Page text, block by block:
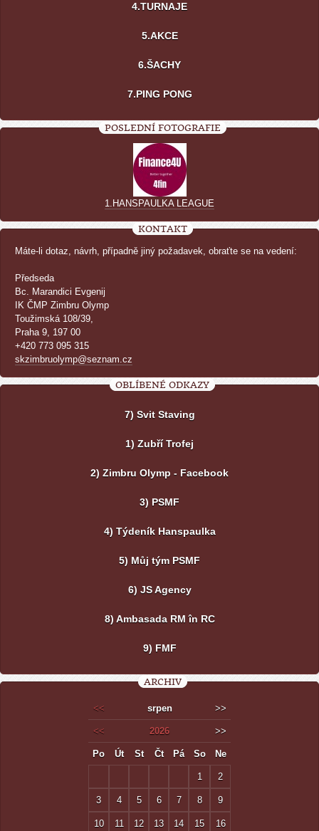
4.TURNAJE
5.AKCE
6.ŠACHY
7.PING PONG
POSLEDNÍ FOTOGRAFIE
1.HANSPAULKA LEAGUE
KONTAKT
Máte-li dotaz, návrh, případně jiný požadavek, obraťte se na vedení:
Předseda
Bc. Marandici Evgenij
IK ČMP Zimbru Olymp
Toužimská 108/39,
Praha 9, 197 00
+420 773 095 315
skzimbruolymp@seznam.cz
OBLÍBENÉ ODKAZY
7) Svit Staving
1) Zubří Trofej
2) Zimbru Olymp - Facebook
3) PSMF
4) Týdeník Hanspaulka
5) Můj tým PSMF
6) JS Agency
8) Ambasada RM în RC
9) FMF
ARCHIV
<< srpen >>
<< 2026 >>
Po Út St Čt Pá So Ne
1 2
3 4 5 6 7 8 9
10 11 12 13 14 15 16